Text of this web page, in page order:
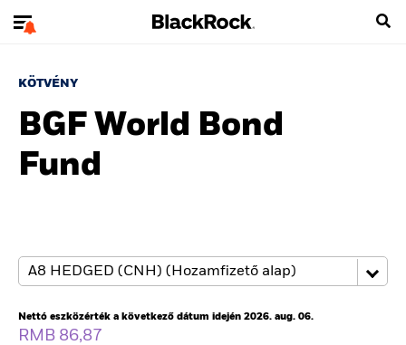
KÖTVÉNY
BGF World Bond
Fund
Nettó eszközérték a következő dátum idején 2026. aug. 06.
RMB 86,87